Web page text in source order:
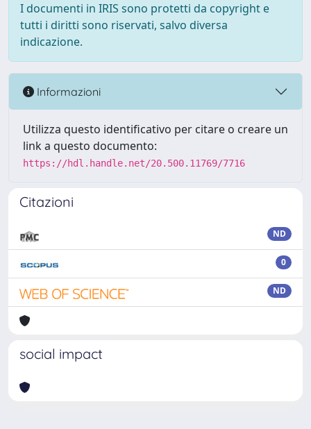
I documenti in IRIS sono protetti da copyright e
tutti i diritti sono riservati, salvo diversa
indicazione.
Informazioni
Utilizza questo identificativo per citare o creare un
link a questo documento:
https://hdl.handle.net/20.500.11769/7716
Citazioni
ND
0
ND
social impact